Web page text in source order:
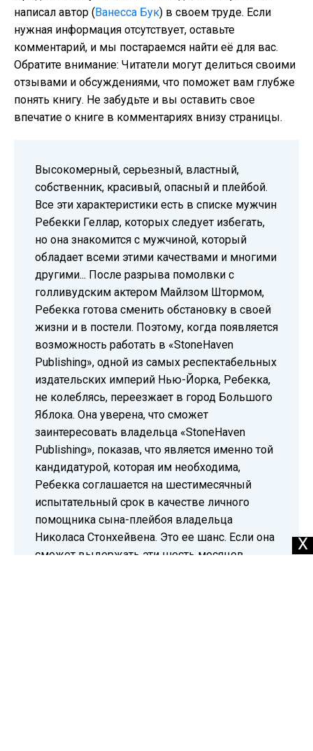
Предисловие указано в том виде, в котором его
написал автор (Ванесса Бук) в своем труде. Если
нужная информация отсутствует, оставьте
комментарий, и мы постараемся найти её для вас.
Обратите внимание: Читатели могут делиться своими
отзывами и обсуждениями, что поможет вам глубже
понять книгу. Не забудьте и вы оставить свое
Высокомерный, серьезный, властный,
собственник, красивый, опасный и плейбой.
Все эти характеристики есть в списке мужчин
Ребекки Геллар, которых следует избегать,
но она знакомится с мужчиной, который
обладает всеми этими качествами и многими
другими... После разрыва помолвки с
голливудским актером Майлзом Штормом,
Ребекка готова сменить обстановку в своей
жизни и в постели. Поэтому, когда появляется
возможность работать в «StoneHaven
Publishing», одной из самых респектабельных
издательских империй Нью-Йорка, Ребекка,
не колеблясь, переезжает в город Большого
Яблока. Она уверена, что сможет
заинтересовать владельца «StoneHaven
Publishing», показав, что является именно той
кандидатурой, которая им необходима,
Ребекка соглашается на шестимесячный
испытательный срок в качестве личного
помощника сына-плейбоя владельца
Николаса Стонхейвена. Это ее шанс. Если она
X